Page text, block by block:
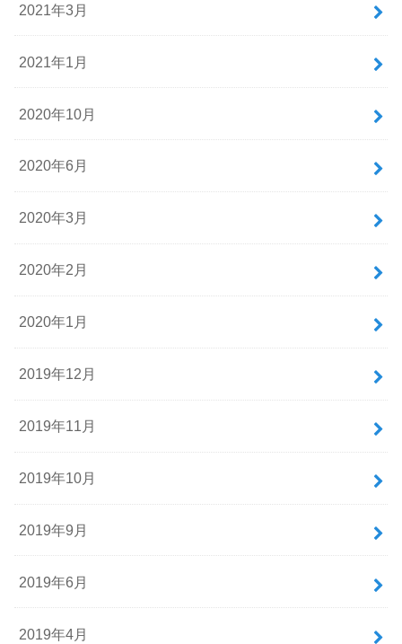
2021年3月
2021年1月
2020年10月
2020年6月
2020年3月
2020年2月
2020年1月
2019年12月
2019年11月
2019年10月
2019年9月
2019年6月
2019年4月